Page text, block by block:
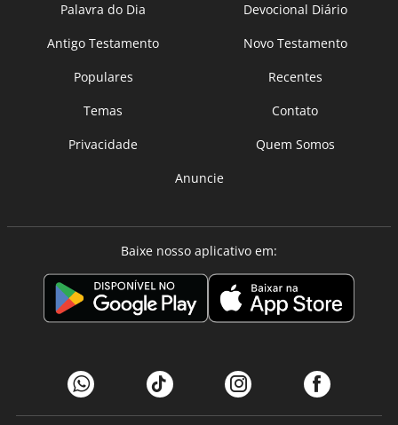
Palavra do Dia
Devocional Diário
Antigo Testamento
Novo Testamento
Populares
Recentes
Temas
Contato
Privacidade
Quem Somos
Anuncie
Baixe nosso aplicativo em: